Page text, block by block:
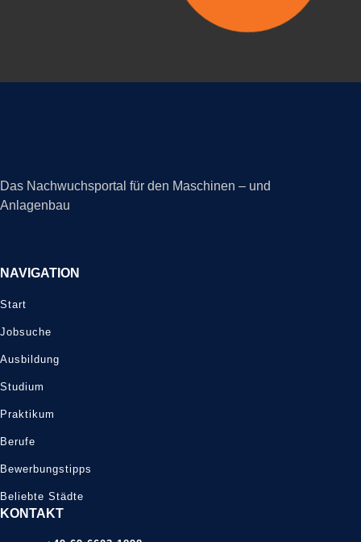
Das Nachwuchsportal für den Maschinen – und
Anlagenbau
NAVIGATION
Start
Jobsuche
Ausbildung
Studium
Praktikum
Berufe
Bewerbungstipps
Beliebte Städte
KONTAKT